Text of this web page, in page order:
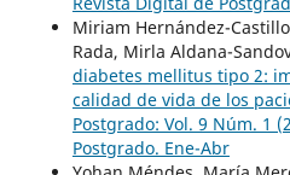
Miriam Hernández-
Rada, Mirla Aldana-
diabetes mellitus tipo 2:
calidad de vida de los
Postgrado: Vol. 9 Núm. 1
Postgrado. Ene-Abr